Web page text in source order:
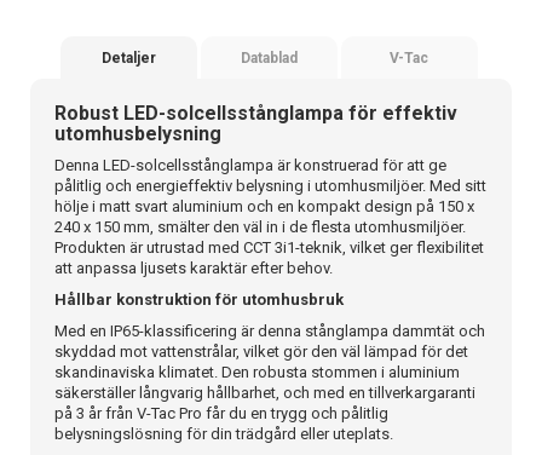
Detaljer Datablad V-Tac
Robust LED-solcellsstånglampa för effektiv
utomhusbelysning
Denna LED-solcellsstånglampa är konstruerad för att ge
pålitlig och energieffektiv belysning i utomhusmiljöer. Med sitt
hölje i matt svart aluminium och en kompakt design på 150 x
240 x 150 mm, smälter den väl in i de flesta utomhusmiljöer.
Produkten är utrustad med CCT 3i1-teknik, vilket ger flexibilitet
att anpassa ljusets karaktär efter behov.
Hållbar konstruktion för utomhusbruk
Med en IP65-klassificering är denna stånglampa dammtät och
skyddad mot vattenstrålar, vilket gör den väl lämpad för det
skandinaviska klimatet. Den robusta stommen i aluminium
säkerställer långvarig hållbarhet, och med en tillverkargaranti
på 3 år från V-Tac Pro får du en trygg och pålitlig
belysningslösning för din trädgård eller uteplats.